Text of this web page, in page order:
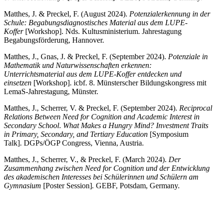
Matthes, J. & Preckel, F. (August 2024). Potenzialerkennung in der
Schule: Begabungsdiagnostisches Material aus dem LUPE-
Koffer[Workshop]. Nds. Kultusministerium. Jahrestagung
Begabungsförderung, Hannover.
Matthes, J., Gnas, J. & Preckel, F. (September 2024). Potenziale in
Mathematik und Naturwissenschaften erkennen:
Unterrichtsmaterial aus dem LUPE-Koffer entdecken und
einsetzen [Workshop]. icbf. 8. Münsterscher Bildungskongress mit
LemaS-Jahrestagung, Münster.
Matthes, J., Scherrer, V. & Preckel, F. (September 2024). Reciprocal
Relations Between Need for Cognition and Academic Interest in
Secondary School. What Makes a Hungry Mind? Investment Traits
in Primary, Secondary, and Tertiary Education [Symposium
Talk]. DGPs/ÖGP Congress, Vienna, Austria.
Matthes, J., Scherrer, V., & Preckel, F. (March 2024). Der
Zusammenhang zwischen Need for Cognition und der Entwicklung
des akademischen Interesses bei Schülerinnen und Schülern am
Gymnasium [Poster Session]. GEBF, Potsdam, Germany.